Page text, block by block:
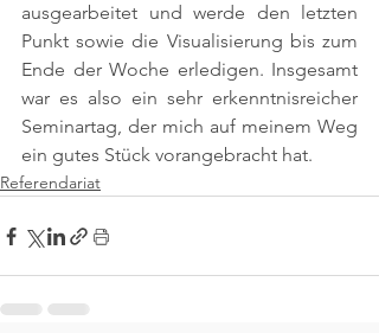
ausgearbeitet und werde den letzten
Punkt sowie die Visualisierung bis zum
Ende der Woche erledigen. Insgesamt
war es also ein sehr erkenntnisreicher
Seminartag, der mich auf meinem Weg
ein gutes Stück vorangebracht hat.
Referendariat